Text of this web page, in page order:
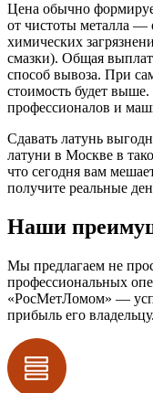
Цена обычно
от чистоты металла —
химических
смазки). Общая
способ вывоза. При
стоимость будет выше.
профессионалов и
Сдавать латунь
латуни в Москве в
что сегодня вам
получите реальные
Наши
Мы предлагаем не
профессиональных
«РосМетЛомом» —
прибыль его владельцу.